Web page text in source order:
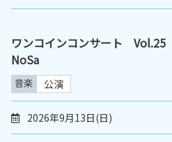
ワンコインコンサート Vol.25
NoSa
音楽 公演
2026年9月13日(日)